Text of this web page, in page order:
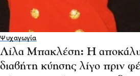
Ψυχαγωγία
Λίλα Μπακλέση: Η
διαβήτη κύησης λίγο πριν